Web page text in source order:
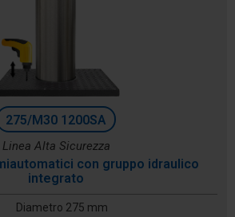
275/M30 1200SA
Linea Alta Sicurezza
con gruppo idraulico
integrato
Diametro 275 mm